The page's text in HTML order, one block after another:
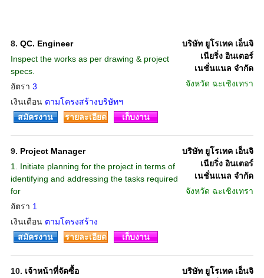
8. QC. Engineer
Inspect the works as per drawing & project
specs.
อัตรา 3
เงินเดือน ตามโครงสร้างบริษัทฯ
บริษัท ยูโรเทค เอ็นจิ
เนียริ่ง อินเตอร์
เนชั่นแนล จำกัด
จังหวัด ฉะเชิงเทรา
สมัครงาน รายละเอียด เก็บงาน
9. Project Manager
1. Initiate planning for the project in terms of
identifying and addressing the tasks required
for
อัตรา 1
เงินเดือน ตามโครงสร้าง
บริษัท ยูโรเทค เอ็นจิ
เนียริ่ง อินเตอร์
เนชั่นแนล จำกัด
จังหวัด ฉะเชิงเทรา
สมัครงาน รายละเอียด เก็บงาน
10. เจ้าหน้าที่จัดซื้อ
บริษัท ยูโรเทค เอ็นจิ